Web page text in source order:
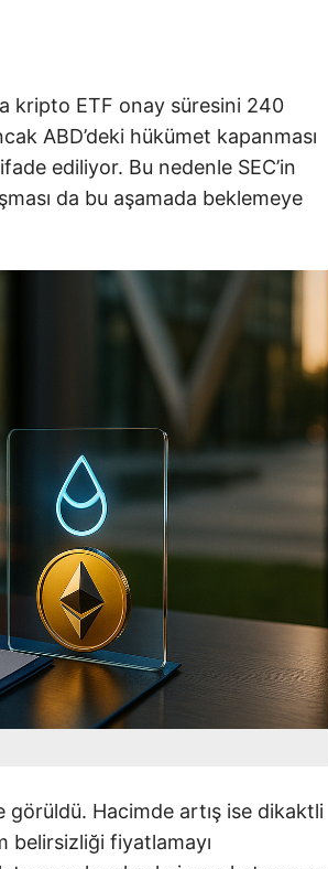
kripto ETF onay süresini 240
ABD’deki hükümet kapanması
ediliyor. Bu nedenle SEC’in
da bu aşamada beklemeye
görüldü. Hacimde artış ise dikaktli
belirsizliği fiyatlamayı